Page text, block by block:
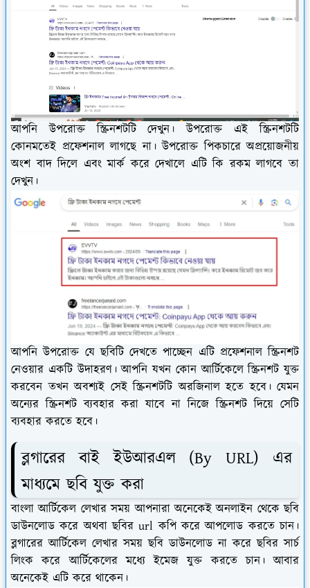
আপনি উপরোক্ত স্ক্রিনশটটি দেখুন। উপরোক্ত এই স্ক্রিনশটটি
কোনমতেই প্রফেশনাল লাগছে না। উপরোক্ত পিকচারে অপ্রয়োজনীয়
অংশ বাদ দিলে এবং মার্ক করে দেখালে এটি কি রকম লাগবে তা
দেখুন।
আপনি উপরোক্ত যে ছবিটি দেখতে পাচ্ছেন এটি প্রফেশনাল স্ক্রিনশট
নেওয়ার একটি উদাহরণ। আপনি যখন কোন আর্টিকেলে স্ক্রিনশট যুক্ত
করবেন তখন অবশ্যই সেই স্ক্রিনশটটি অরজিনাল হতে হবে। যেমন
অন্যের স্ক্রিনশট ব্যবহার করা যাবে না নিজে স্ক্রিনশট দিয়ে সেটি
ব্যবহার করতে হবে।
ব্লগারের বাই ইউআরএল (By URL) এর
মাধ্যমে ছবি যুক্ত করা
বাংলা আর্টিকেল লেখার সময় আপনারা অনেকেই অনলাইন থেকে ছবি
ডাউনলোড করে অথবা ছবির url কপি করে আপলোড করতে চান।
ব্লগারের আর্টিকেল লেখার সময় ছবি ডাউনলোড না করে ছবির সার্চ
লিংক করে আর্টিকেলের মধ্যে ইমেজ যুক্ত করতে চান। আবার
অনেকেই এটি করে থাকেন।